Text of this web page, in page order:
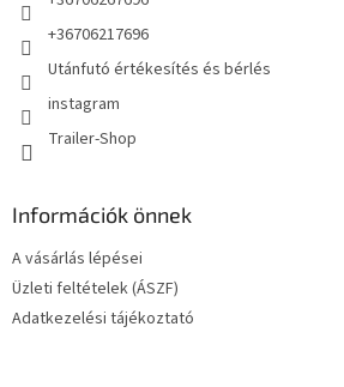
+36706217696
Utánfutó értékesítés és bérlés
instagram
Trailer-Shop
Információk önnek
A vásárlás lépései
Üzleti feltételek (ÁSZF)
Adatkezelési tájékoztató